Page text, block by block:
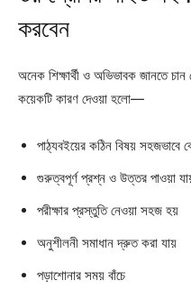
করবেন
অনেক শিক্ষার্থী ও অভিভাবক জানতে
কয়েকটি কারণ দেওয়া হলো—
পাঠ্যবইয়ের কঠিন বিষয় সহজভাবে
গুরুত্বপূর্ণ প্রশ্ন ও উত্তর পাওয়া
পরীক্ষার প্রস্তুতি নেওয়া সহজ হয়
অনুশীলনী সমাধান দ্রুত করা যায়
পড়াশোনার সময় বাঁচে